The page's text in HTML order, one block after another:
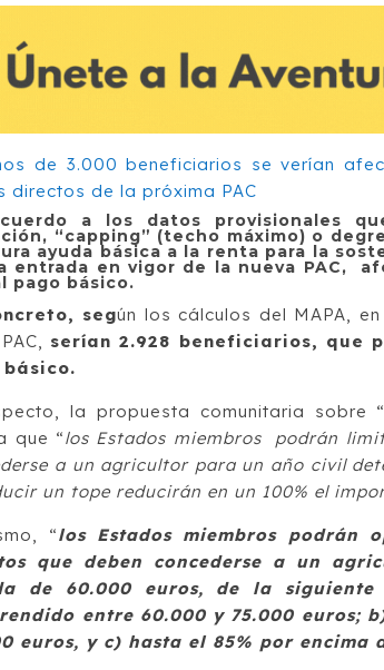
a los datos provisionales
“capping” (techo máximo) o
ayuda básica a la renta para la
entrada en vigor de la nueva PAC,
pago básico.
según los cálculos del MAPA,
serían 2.928 beneficiarios, que
la propuesta comunitaria sobre “
que “los Estados miembros podrán
a un agricultor para un año civil
un tope reducirán en un 100% el
“los Estados miembros
que deben concederse a un
de 60.000 euros, de la
entre 60.000 y 75.000 euros;
euros, y c) hasta el 85% por encima